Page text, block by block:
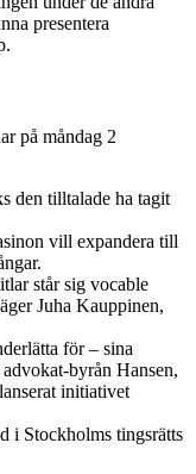
presentera
på måndag 2
den tilltalade ha tagit
vill expandera till
står sig vocable
Juha Kauppinen,
för – sina
byrån Hansen,
initiativet
i Stockholms tingsrätts